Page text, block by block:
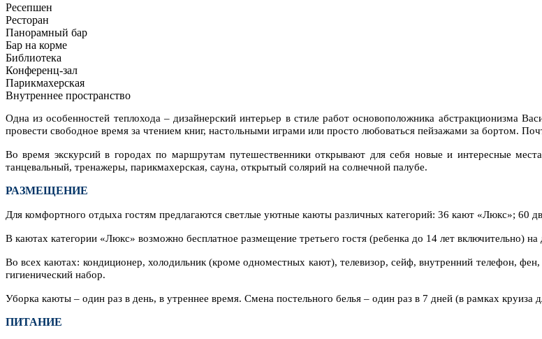
Ресепшен
Ресторан
Панорамный бар
Бар на корме
Библиотека
Конференц-зал
Парикмахерская
Внутреннее пространство
Одна из особенностей теплохода – дизайнерский интерьер в стиле работ основоположника абстракционизма
провести свободное время за чтением книг, настольными играми или просто любоваться пейзажами за бортом.
Во время экскурсий в городах по маршрутам путешественники открывают для себя новые и интересные
танцевальный, тренажеры, парикмахерская, сауна, открытый солярий на солнечной палубе.
РАЗМЕЩЕНИЕ
Для комфортного отдыха гостям предлагаются светлые уютные каюты различных категорий: 36 кают «Люкс»;
В каютах категории «Люкс» возможно бесплатное размещение третьего гостя (ребенка до 14 лет включительно)
Во всех каютах: кондиционер, холодильник (кроме одноместных кают), телевизор, сейф, внутренний телефон,
гигиенический набор.
Уборка каюты – один раз в день, в утреннее время. Смена постельного белья – один раз в 7 дней (в рамках круиза
ПИТАНИЕ